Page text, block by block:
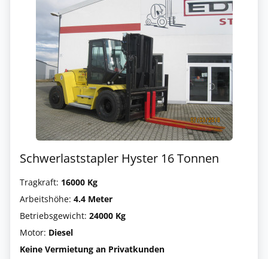
Schwerlaststapler Hyster 16 Tonnen
Tragkraft: 16000 Kg
Arbeitshöhe: 4.4 Meter
Betriebsgewicht: 24000 Kg
Motor: Diesel
Keine Vermietung an Privatkunden